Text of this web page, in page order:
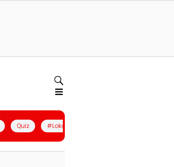
Quiz #LokalBerdaya